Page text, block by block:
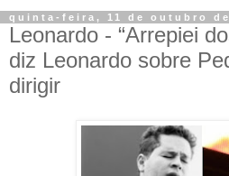
quinta-feira, 11 de outubro de
Leonardo - “Arrepiei
diz Leonardo sobre
dirigir